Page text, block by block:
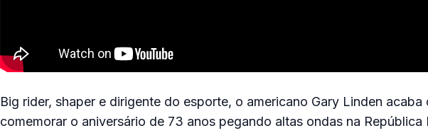
Big rider, shaper e dirigente do esporte, o americano Gary Linden acaba
comemorar o aniversário de 73 anos pegando altas ondas na República